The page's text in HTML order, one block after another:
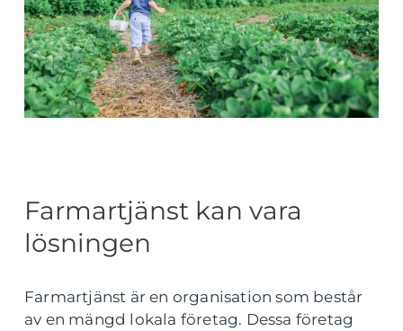
Farmartjänst kan vara
lösningen
Farmartjänst är en organisation som består
av en mängd lokala företag. Dessa företag